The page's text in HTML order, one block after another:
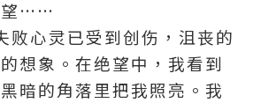
望……
灵已受到创伤，沮丧的
想象。在绝望中，我看到
暗的角落里把我照亮。我